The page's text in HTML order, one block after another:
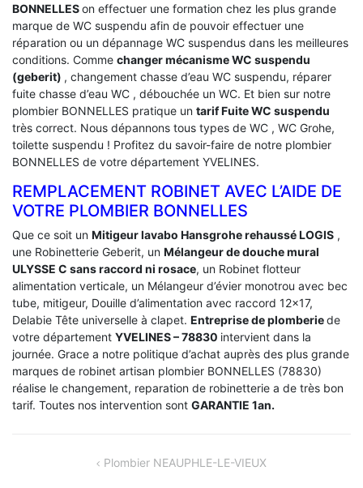
BONNELLESon effectuer une formation chez les plus grande
marque de WC suspendu afin de pouvoir effectuer une
réparation ou un dépannage WC suspendus dans les meilleures
conditions. Comme changer mécanisme WC suspendu
(geberit) , changement chasse d’eau WC suspendu, réparer
fuite chasse d’eau WC , débouchée un WC. Et bien sur notre
plombier BONNELLES pratique un tarif Fuite WC suspendu
très correct. Nous dépannons tous types de WC , WC Grohe,
toilette suspendu ! Profitez du savoir-faire de notre plombier
BONNELLES de votre département YVELINES.
REMPLACEMENT ROBINET AVEC L’AIDE DE
VOTRE PLOMBIER BONNELLES
Que ce soit un Mitigeur lavabo Hansgrohe rehaussé LOGIS ,
une Robinetterie Geberit, un Mélangeur de douche mural
ULYSSE C sans raccord ni rosace, un Robinet flotteur
alimentation verticale, un Mélangeur d’évier monotrou avec bec
tube, mitigeur, Douille d’alimentation avec raccord 12×17,
Delabie Tête universelle à clapet. Entreprise de plomberiede
votre département YVELINES – 78830 intervient dans la
journée. Grace a notre politique d’achat auprès des plus grande
marques de robinet artisan plombier BONNELLES (78830)
réalise le changement, reparation de robinetterie a de très bon
tarif. Toutes nos intervention sont GARANTIE 1an.
NAVIGATIONPlombier NEAUPHLE-LE-VIEUX